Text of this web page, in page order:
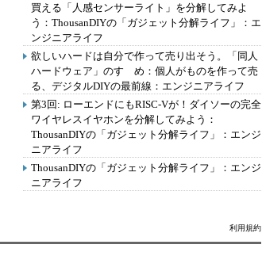
買える「人感センサーライト」を分解してみよ
う：ThousanDIYの「ガジェット分解ライフ」：エ
ンジニアライフ
欲しいハードは自分で作って売り出そう。「同人
ハードウェア」のすゝめ：個人がものを作って売
る、デジタルDIYの最前線：エンジニアライフ
第3回: ローエンドにもRISC-Vが！ダイソーの完全
ワイヤレスイヤホンを分解してみよう：
ThousanDIYの「ガジェット分解ライフ」：エンジ
ニアライフ
ThousanDIYの「ガジェット分解ライフ」：エンジ
ニアライフ
利用規約